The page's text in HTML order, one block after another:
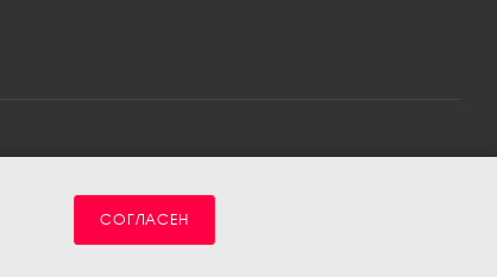
СОГЛАСЕН